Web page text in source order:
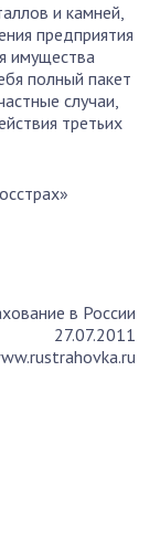
и камней,
предприятия
имущества
полный пакет
случаи,
третьих
в России
27.07.2011